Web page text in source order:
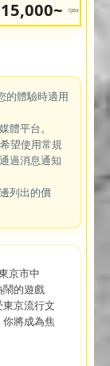
15,000~ /pax
的體驗時適用
體平台。
望使用常規
過消息通知
列出的價
京市中
鬧的遊戲
京流行文
將成為焦